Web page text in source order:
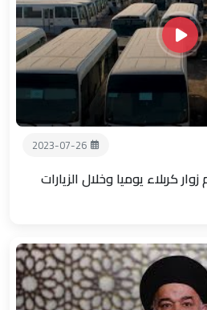
2023-07-26
كربلاء يوميا وخلال الزيارات